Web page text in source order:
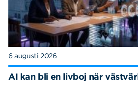
6 augusti 2026
AI kan bli en livboj när